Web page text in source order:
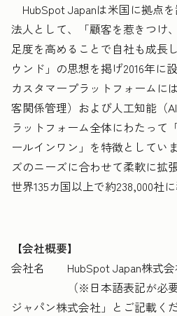
HubSpot Japanは米国に拠点
法人として、「顧客を惹きつけ
足度を高めることで自社も成長
ウンド」の思想を掲げ2016年に
カスタマープラットフォームに
客関係管理）および人工知能（
ラットフォーム全体にわたって
ールインワン」を特徴としてい
ズのニーズに合わせて柔軟に拡
世界135カ国以上で約238,000社
【会社概要】
会社名 HubSpot Japan株式会
（※日本語表記が必要な
ジャパン株式会社」とご記載くだ